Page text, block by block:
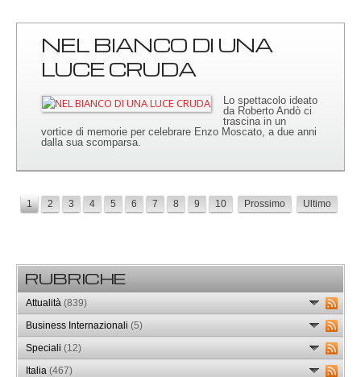
NEL BIANCO DI UNA
LUCE CRUDA
Lo spettacolo ideato
da Roberto Andò ci
trascina in un
vortice di memorie per celebrare Enzo Moscato, a due anni
dalla sua scomparsa.
1 2 3 4 5 6 7 8 9 10 Prossimo Ultimo
RUBRICHE
Attualità (839)
Business Internazionali (5)
Speciali (12)
Italia (467)